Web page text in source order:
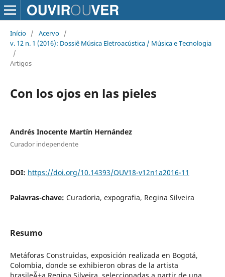
Início / Acervo /
v. 12 n. 1 (2016): Dossiê Música Eletroacústica / Música e Tecnologia
/
Artigos
Con los ojos en las pieles
Andrés Inocente Martín Hernández
Curador independente
DOI: https://doi.org/10.14393/OUV18-v12n1a2016-11
Palavras-chave: Curadoria, expografia, Regina Silveira
Resumo
Metáforas Construidas, exposición realizada en Bogotá,
Colombia, donde se exhibieron obras de la artista